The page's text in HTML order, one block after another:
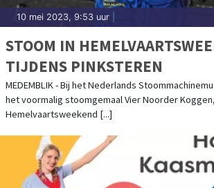
10 mei 2023, 9:53 uur
STOOM IN
TIJDENS PINKSTEREN
MEDEMBLIK - Bij het Nederlands
het voormalig stoomgemaal Vier Noorder
Hemelvaartsweekend [...]